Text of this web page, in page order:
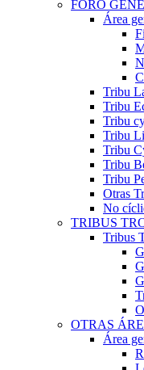
FORO
Área
Tribu
Tribu
Tribu
Tribu
Tribu
Tribu
Tribu
Otras
No
TRIBUS
Tribus
OTRAS
Área